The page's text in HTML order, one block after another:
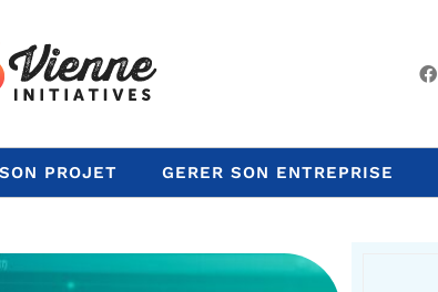
PROJET GERER SON ENTREPRISE